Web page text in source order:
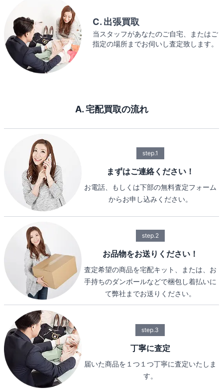
C. 出張買取
当スタッフがあなたのご自宅、またはご
指定の場所までお伺いし査定致します。
A. 宅配買取の流れ
step.1
まずはご連絡ください！
お電話、もしくは下部の無料査定フォーム
からお申し込みください。
step.2
お品物をお送りください！
査定希望の商品を宅配キット、または、お
手持ちのダンボールなどで梱包し着払いに
て弊社までお送りください。
step.3
丁寧に査定
届いた商品を１つ１つ丁寧に査定いたしま
す。